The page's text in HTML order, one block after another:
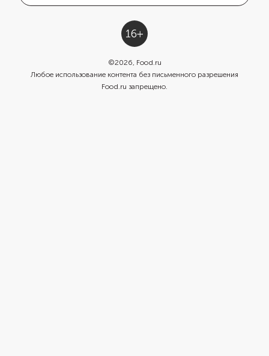
©2026, Food.ru
Любое использование контента без письменного разрешения
Food.ru запрещено.